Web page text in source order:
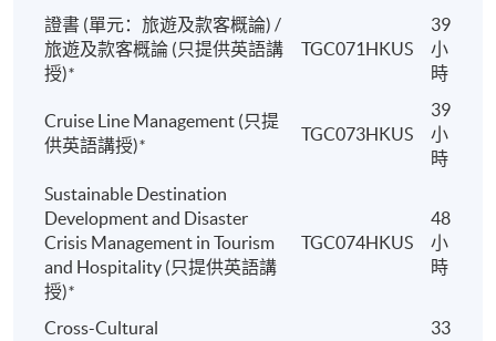
證書 (單元：旅遊及款客概論) /
旅遊及款客概論 (只提供英語講
授)*
TGC071HKUS
39
小
時
Cruise Line Management (只提
供英語講授)*
TGC073HKUS
39
小
時
Sustainable Destination
Development and Disaster
Crisis Management in Tourism
and Hospitality (只提供英語講
授)*
TGC074HKUS
48
小
時
Cross-Cultural
33